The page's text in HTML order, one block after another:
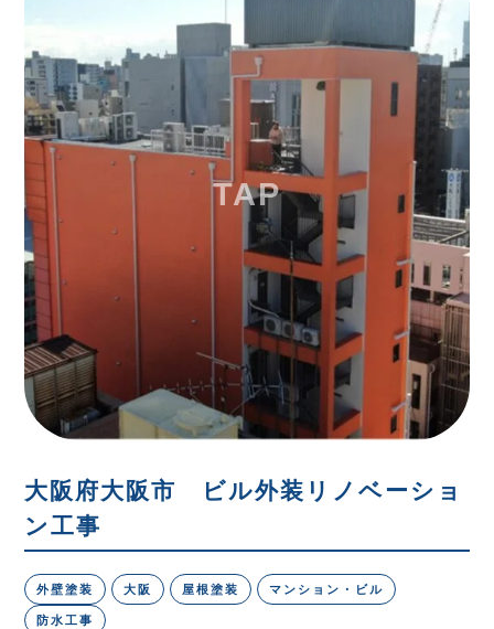
大阪府大阪市 ビル外装リノベーショ
ン工事
外壁塗装 大阪 屋根塗装 マンション・ビル
防水工事